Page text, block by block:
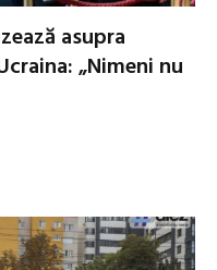
asupra
„Nimeni nu